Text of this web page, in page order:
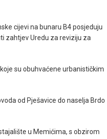
cijevi na bunaru B4 posjeduju
zahtjev Uredu za reviziju za
su obuhvaćene urbanističkim
od Pješavice do naselja Brdo
u Memićima, s obzirom